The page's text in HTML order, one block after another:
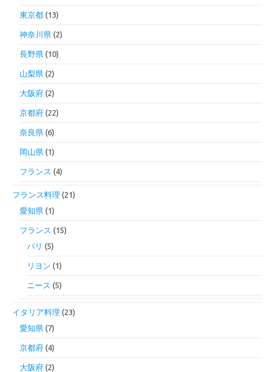
東京都 (13)
神奈川県 (2)
長野県 (10)
山梨県 (2)
大阪府 (2)
京都府 (22)
奈良県 (6)
岡山県 (1)
フランス (4)
フランス料理 (21)
愛知県 (1)
フランス (15)
パリ (5)
リヨン (1)
ニース (5)
イタリア料理 (23)
愛知県 (7)
京都府 (4)
大阪府 (2)